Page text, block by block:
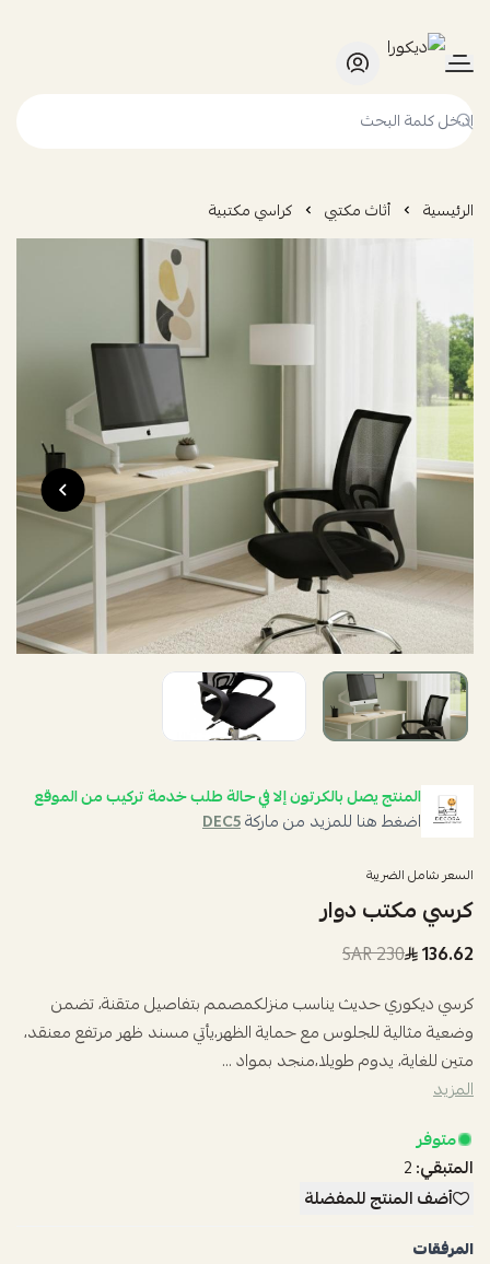
ديكورا
الرئيسية أثاث مكتبي كراسي مكتبية
المنتج يصل بالكرتون إلا في حالة طلب خدمة تركيب من الموقع
اضغط هنا للمزيد من ماركةDEC5
السعر شامل الضريبة
كرسي مكتب دوار
136.62
230 SAR
كرسي ديكوري حديث يناسب منزلكمصمم بتفاصيل متقنة، تضمن
وضعية مثالية للجلوس مع حماية الظهر،يأتي مسند ظهر مرتفع معنقد،
متين للغاية، يدوم طويلا،منجد بمواد ...
المزيد
متوفر
المتبقي:2
أضف المنتج للمفضلة
المرفقات